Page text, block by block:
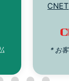
CNET
* お